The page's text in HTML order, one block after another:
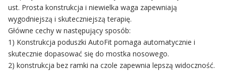
ust. Prosta konstrukcja i niewielka waga zapewniają
wygodniejszą i skuteczniejszą terapię.
Główne cechy w następujący sposób:
1) Konstrukcja poduszki AutoFit pomaga automatycznie i
skutecznie dopasować się do mostka nosowego.
2) konstrukcja bez ramki na czole zapewnia lepszą widoczność.